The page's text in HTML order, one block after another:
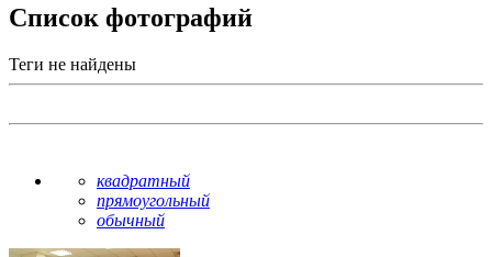
Список фотографий
Теги не найдены
квадратный
прямоугольный
обычный